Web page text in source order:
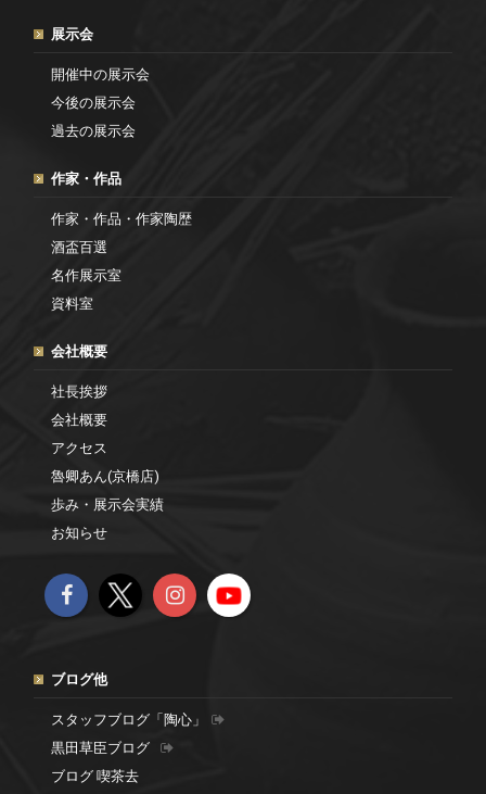
展示会
開催中の展示会
今後の展示会
過去の展示会
作家・作品
作家・作品・作家陶歴
酒盃百選
名作展示室
資料室
会社概要
社長挨拶
会社概要
アクセス
魯卿あん(京橋店)
歩み・展示会実績
お知らせ
ブログ他
スタッフブログ「陶心」
黒田草臣ブログ
ブログ 喫茶去